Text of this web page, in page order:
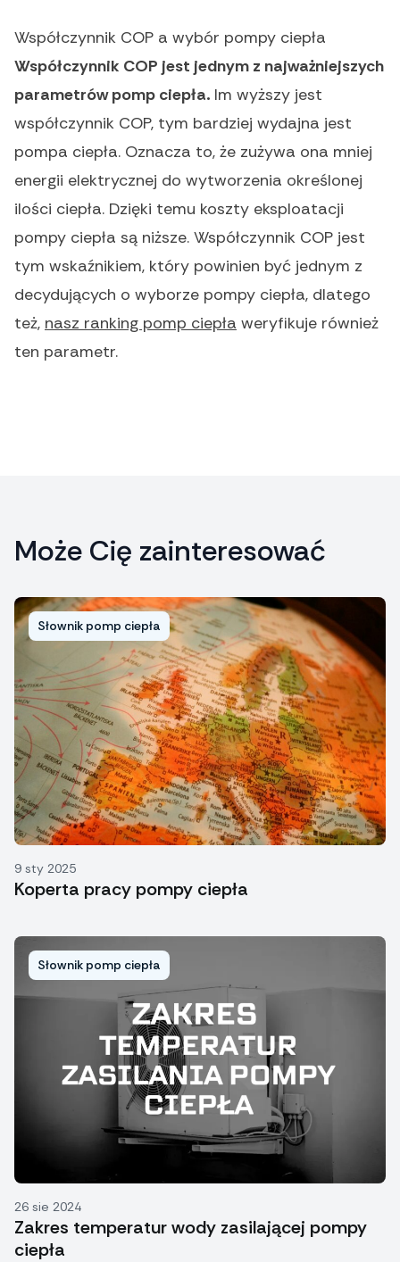
Współczynnik COP a wybór pompy ciepła
Współczynnik COP jest jednym z najważniejszych
parametrów pomp ciepła. Im wyższy jest
współczynnik COP, tym bardziej wydajna jest
pompa ciepła. Oznacza to, że zużywa ona mniej
energii elektrycznej do wytworzenia określonej
ilości ciepła. Dzięki temu koszty eksploatacji
pompy ciepła są niższe. Współczynnik COP jest
tym wskaźnikiem, który powinien być jednym z
decydujących o wyborze pompy ciepła, dlatego
też, nasz ranking pomp ciepła weryfikuje również
ten parametr.
Może Cię zainteresować
Słownik pomp ciepła
9 sty 2025
Koperta pracy pompy ciepła
Słownik pomp ciepła
26 sie 2024
Zakres temperatur wody zasilającej pompy
ciepła